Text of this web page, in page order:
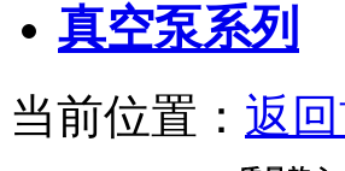
真空泵系列
当前位置： 返